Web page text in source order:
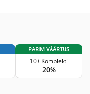
PARIM VÄÄRTUS
10+ Komplekti
20%